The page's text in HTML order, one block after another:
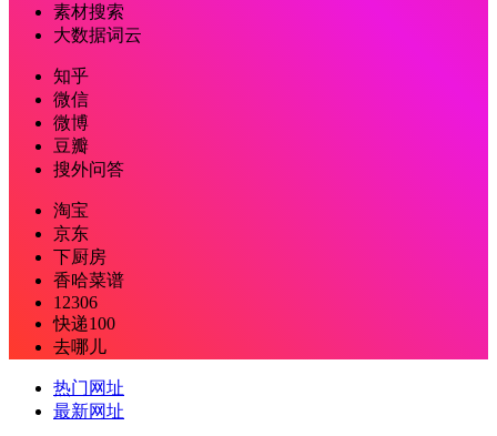
素材搜索
大数据词云
知乎
微信
微博
豆瓣
搜外问答
淘宝
京东
下厨房
香哈菜谱
12306
快递100
去哪儿
热门网址
最新网址